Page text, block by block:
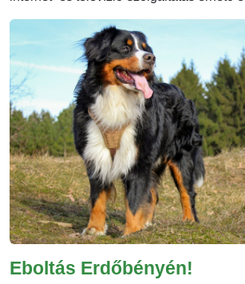
Eboltás Erdőbényén!